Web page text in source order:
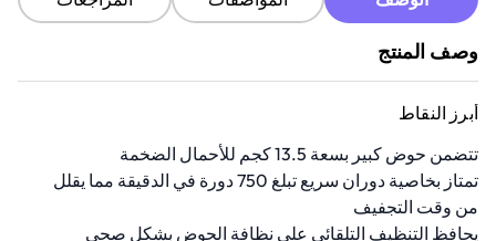
وصف المنتج
أبرز النقاط
تتضمن حوض كبير بسعة 13.5 كجم للأحمال الضخمة
تمتاز بخاصية دوران سريع تبلغ 750 دورة في الدقيقة مما يقلل
من وقت التجفيف
يحافظ التنظيف التلقائي على نظافة الحوض بشكل صحي